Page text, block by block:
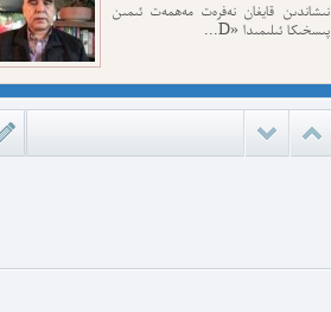
نىشاندىن قايغان نەفرەت مەھمەت ئىمىن
پىسخىكا ئىلىمىدا «D...
مەمەت ئىمىن : ئادالەتسىزلىك ئازابى
كىشىلەرنى ئادالەتلىك قىلامدۇ؟
ئادالەتسىزلىك ئازابى كىشىلەرنى ئادالەتلىك
قىلامدۇ؟ مەمەت ئ...